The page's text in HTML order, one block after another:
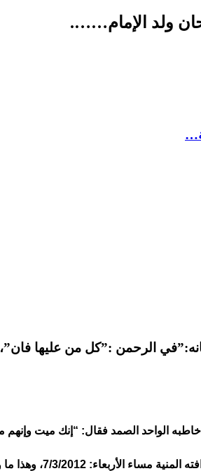
ولد الإمام…….
الرحمن :”كل من عليها
خاطبه الواحد الصمد فقال: “إنك ميت
هذا وقد تلقينا نحن